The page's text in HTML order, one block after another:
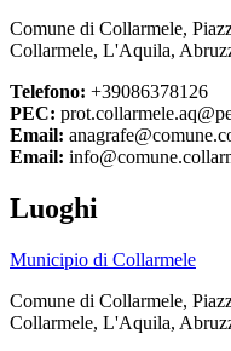
Comune di Collarmele,
Collarmele, L'Aquila,
Telefono: +39086378126
PEC:
Email:
Email:
Luoghi
Municipio di Collarmele
Comune di Collarmele,
Collarmele, L'Aquila,